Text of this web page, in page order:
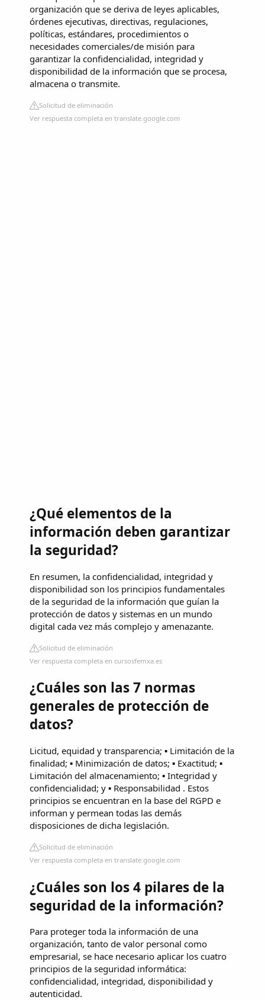
organización que se deriva de leyes aplicables,
órdenes ejecutivas, directivas, regulaciones,
políticas, estándares, procedimientos o
necesidades comerciales/de misión para
garantizar la confidencialidad, integridad y
disponibilidad de la información que se procesa,
almacena o transmite.
Solicitud de eliminación
Ver respuesta completa en translate.google.com
¿Qué elementos de la
información deben garantizar
la seguridad?
En resumen, la confidencialidad, integridad y
disponibilidad son los principios fundamentales
de la seguridad de la información que guían la
protección de datos y sistemas en un mundo
digital cada vez más complejo y amenazante.
Solicitud de eliminación
Ver respuesta completa en cursosfemxa.es
¿Cuáles son las 7 normas
generales de protección de
datos?
Licitud, equidad y transparencia; ▪ Limitación de la
finalidad; ▪ Minimización de datos; ▪ Exactitud; ▪
Limitación del almacenamiento; ▪ Integridad y
confidencialidad; y ▪ Responsabilidad . Estos
principios se encuentran en la base del RGPD e
informan y permean todas las demás
disposiciones de dicha legislación.
Solicitud de eliminación
Ver respuesta completa en translate.google.com
¿Cuáles son los 4 pilares de la
seguridad de la información?
Para proteger toda la información de una
organización, tanto de valor personal como
empresarial, se hace necesario aplicar los cuatro
principios de la seguridad informática:
confidencialidad, integridad, disponibilidad y
autenticidad.